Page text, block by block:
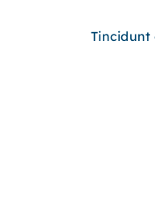
Tincidunt